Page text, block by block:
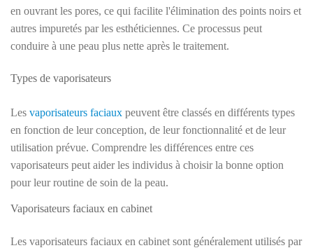
en ouvrant les pores, ce qui facilite l'élimination des points noirs et
autres impuretés par les esthéticiennes. Ce processus peut
conduire à une peau plus nette après le traitement.
Types de vaporisateurs
Les vaporisateurs faciaux peuvent être classés en différents types
en fonction de leur conception, de leur fonctionnalité et de leur
utilisation prévue. Comprendre les différences entre ces
vaporisateurs peut aider les individus à choisir la bonne option
pour leur routine de soin de la peau.
Vaporisateurs faciaux en cabinet
Les vaporisateurs faciaux en cabinet sont généralement utilisés par